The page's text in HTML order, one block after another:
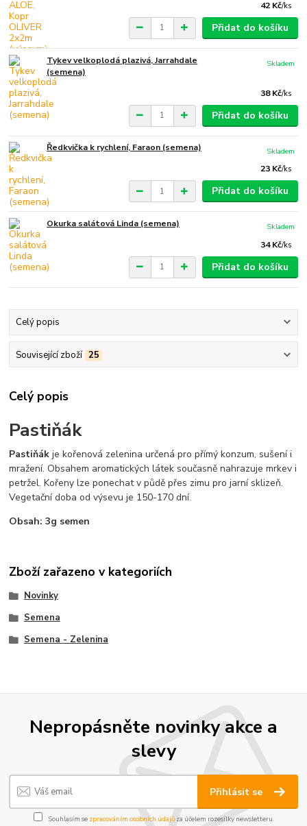
42 Kč/ks
Přidat do košíku
Tykev velkoplodá plazivá, Jarrahdale
(semena)
38 Kč/ks
Skladem
Přidat do košíku
Ředkvička k rychlení, Faraon (semena)
23 Kč/ks
Skladem
Přidat do košíku
Okurka salátová Linda (semena)
34 Kč/ks
Skladem
Přidat do košíku
Celý popis
Související zboží 25
Celý popis
Pastiňák
Pastiňák je kořenová zelenina určená pro přímý konzum, sušení i
mražení. Obsahem aromatických látek současně nahrazuje mrkev i
petržel. Kořeny lze ponechat v půdě přes zimu pro jarní sklizeň.
Vegetační doba od výsevu je 150-170 dní.
Obsah: 3g semen
Zboží zařazeno v kategoriích
Novinky
Semena
Semena - Zelenina
Nepropásněte novinky akce a
slevy
Přihlásit se
Souhlasím se zpracováním osobních údajůza účelem rozesílky newsletteru.